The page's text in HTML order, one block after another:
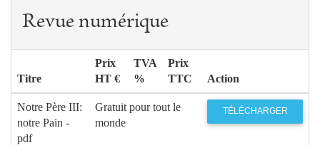
Revue numérique
Titre
Prix
HT €
TVA
%
Prix
TTC
Action
Notre Père III:
notre Pain -
pdf
Gratuit pour tout le
monde
TÉLÉCHARGER